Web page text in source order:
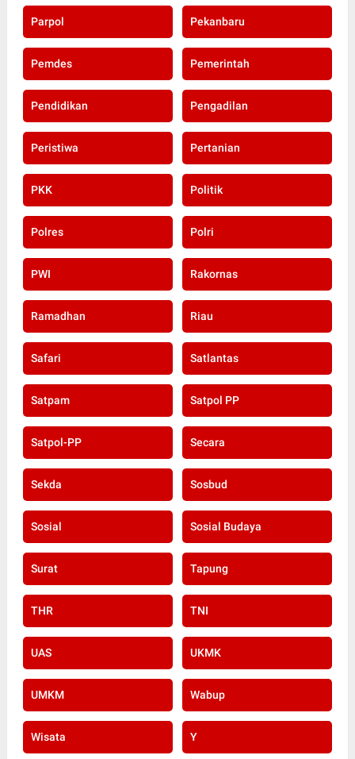
Parpol Pekanbaru
Pemdes Pemerintah
Pendidikan Pengadilan
Peristiwa Pertanian
PKK Politik
Polres Polri
PWI Rakornas
Ramadhan Riau
Safari Satlantas
Satpam Satpol PP
Satpol-PP Secara
Sekda Sosbud
Sosial Sosial Budaya
Surat Tapung
THR TNI
UAS UKMK
UMKM Wabup
Wisata Y